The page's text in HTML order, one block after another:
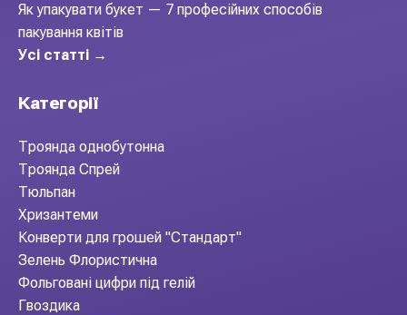
Як упакувати букет — 7 професійних способів
пакування квітів
Усі статті →
Категорії
Троянда однобутонна
Троянда Спрей
Тюльпан
Хризантеми
Конверти для грошей "Стандарт"
Зелень Флористична
Фольговані цифри під гелій
Гвоздика